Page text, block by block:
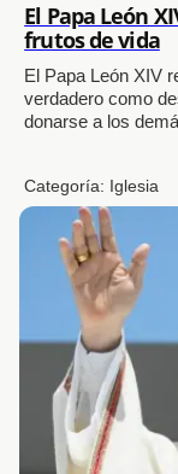
El Papa León
frutos de vida
El Papa León XIV
verdadero como
donarse a los
Categoría: Iglesia